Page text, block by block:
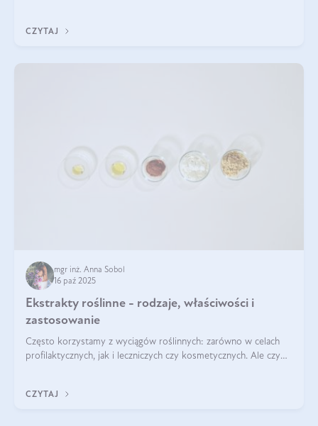
CZYTAJ
mgr inż. Anna Sobol
16 paź 2025
Ekstrakty roślinne - rodzaje, właściwości i
zastosowanie
Często korzystamy z wyciągów roślinnych: zarówno w celach
profilaktycznych, jak i leczniczych czy kosmetycznych. Ale czy
CZYTAJ